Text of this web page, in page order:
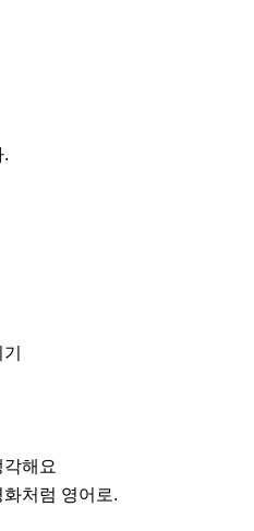
.
각해요
처럼 영어로.